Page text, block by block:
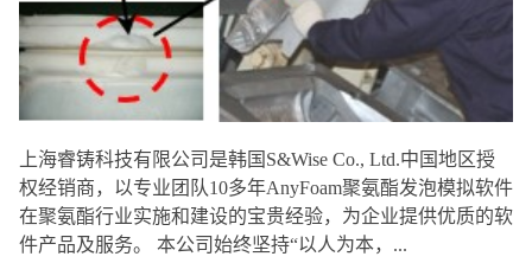
上海睿铸科技有限公司是韩国S&Wise Co., Ltd.中国地区授
权经销商，以专业团队10多年AnyFoam聚氨酯发泡模拟软件
在聚氨酯行业实施和建设的宝贵经验，为企业提供优质的软
件产品及服务。 本公司始终坚持“以人为本，...